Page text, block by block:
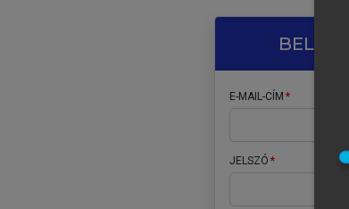
E-MAIL-CÍM
JELSZÓ